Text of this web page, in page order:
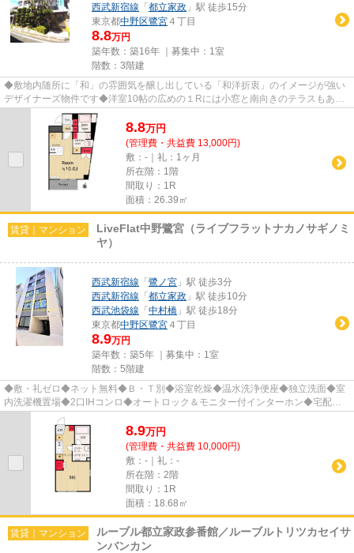
西武新宿線 「 都立家政 」駅 徒歩15分
東京都中野区鷺宮 ４丁目
8.8万円
築年数：築16年 ｜募集中： 1室
階数：3階建
◆敷地内随所に「和」の雰囲気を醸し出している「和洋折衷」のイメージが強い
デザイナーズ物件です◆洋室10帖の広めの１Rには小窓と南向きのテラスもあり
採光・通風も良好です◆バストイ...
8.8万円
(管理費・共益費 13,000円)
敷：-｜礼：1ヶ月
所在階：1階
間取り：1R
面積：26.39㎡
賃貸｜マンション
LiveFlat中野鷺宮（ライブフラットナカノサギノミ
ヤ）
西武新宿線 「 鷺ノ宮 」駅 徒歩3分
西武新宿線 「 都立家政 」駅 徒歩10分
西武池袋線 「 中村橋 」駅 徒歩18分
東京都中野区鷺宮 ４丁目
8.9万円
築年数：築5年 ｜募集中： 1室
階数：5階建
◆敷・礼ゼロ◆ネット無料◆Ｂ・Ｔ別◆浴室乾燥◆温水洗浄便座◆独立洗面◆室
内洗濯機置場◆2口IHコンロ◆オートロック＆モニター付インターホン◆宅配
BOX◆角部屋 他※『リモート内見』受付中！
8.9万円
(管理費・共益費 10,000円)
敷：-｜礼：-
所在階：2階
間取り：1R
面積：18.68㎡
賃貸｜マンション
ルーブル都立家政参番館／ルーブルトリツカセイサ
ンバンカン